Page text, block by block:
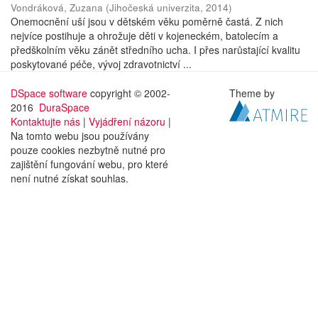
Vondráková, Zuzana (Jihočeská univerzita, 2014)
Onemocnění uší jsou v dětském věku poměrně častá. Z nich
nejvíce postihuje a ohrožuje děti v kojeneckém, batolecím a
předškolním věku zánět středního ucha. I přes narůstající kvalitu
poskytované péče, vývoj zdravotnictví ...
DSpace software copyright © 2002-
2016 DuraSpace
Kontaktujte nás | Vyjádření názoru |
Na tomto webu jsou používány
pouze cookies nezbytně nutné pro
zajištění fungování webu, pro které
není nutné získat souhlas.
Theme by